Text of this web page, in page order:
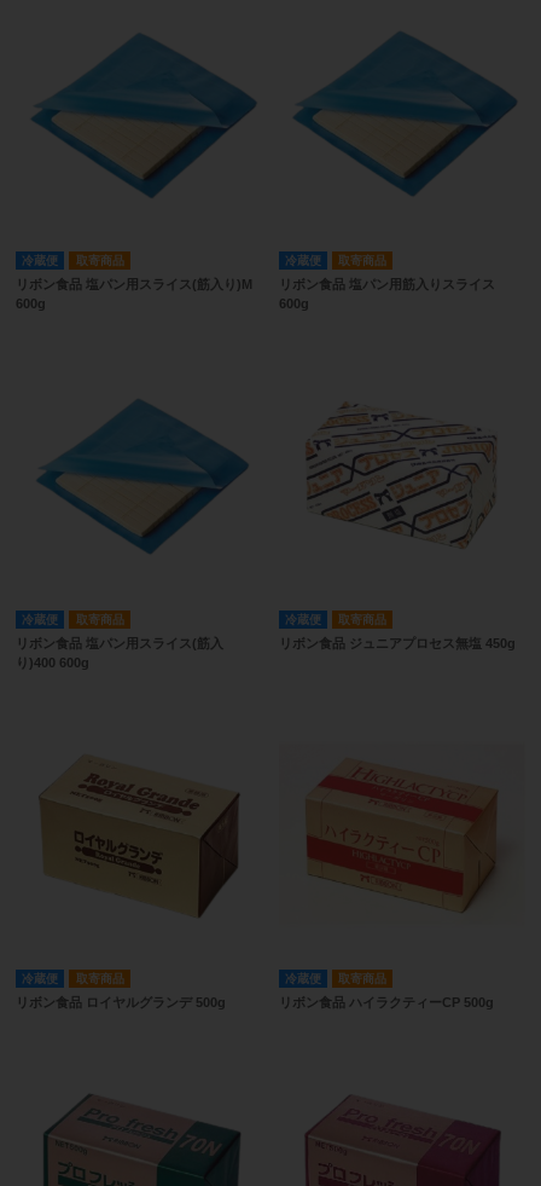
冷蔵便 取寄商品
リボン食品 塩パン用スライス(筋入り)M
600g
冷蔵便 取寄商品
リボン食品 塩パン用筋入りスライス
600g
冷蔵便 取寄商品
リボン食品 塩パン用スライス(筋入
り)400 600g
冷蔵便 取寄商品
リボン食品 ジュニアプロセス無塩 450g
冷蔵便 取寄商品
リボン食品 ロイヤルグランデ 500g
冷蔵便 取寄商品
リボン食品 ハイラクティーCP 500g